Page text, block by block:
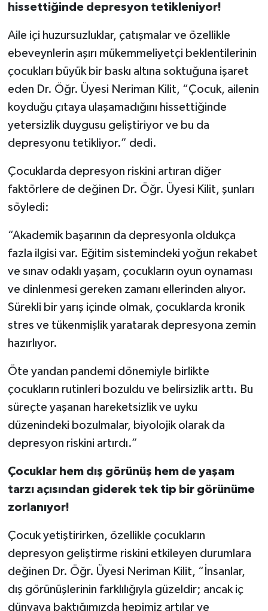
hissettiğinde depresyon tetikleniyor!
Aile içi huzursuzluklar, çatışmalar ve özellikle
ebeveynlerin aşırı mükemmeliyetçi beklentilerinin
çocukları büyük bir baskı altına soktuğuna işaret
eden Dr. Öğr. Üyesi Neriman Kilit, “Çocuk, ailenin
koyduğu çıtaya ulaşamadığını hissettiğinde
yetersizlik duygusu geliştiriyor ve bu da
depresyonu tetikliyor.” dedi.
Çocuklarda depresyon riskini artıran diğer
faktörlere de değinen Dr. Öğr. Üyesi Kilit, şunları
söyledi:
“Akademik başarının da depresyonla oldukça
fazla ilgisi var. Eğitim sistemindeki yoğun rekabet
ve sınav odaklı yaşam, çocukların oyun oynaması
ve dinlenmesi gereken zamanı ellerinden alıyor.
Sürekli bir yarış içinde olmak, çocuklarda kronik
stres ve tükenmişlik yaratarak depresyona zemin
hazırlıyor.
Öte yandan pandemi dönemiyle birlikte
çocukların rutinleri bozuldu ve belirsizlik arttı. Bu
süreçte yaşanan hareketsizlik ve uyku
düzenindeki bozulmalar, biyolojik olarak da
depresyon riskini artırdı.”
Çocuklar hem dış görünüş hem de yaşam
tarzı açısından giderek tek tip bir görünüme
zorlanıyor!
Çocuk yetiştirirken, özellikle çocukların
depresyon geliştirme riskini etkileyen durumlara
değinen Dr. Öğr. Üyesi Neriman Kilit, “İnsanlar,
dış görünüşlerinin farklılığıyla güzeldir; ancak iç
dünyaya baktığımızda hepimiz artılar ve